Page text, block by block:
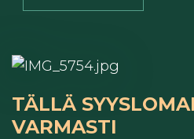
TÄLLÄ
VARMASTI